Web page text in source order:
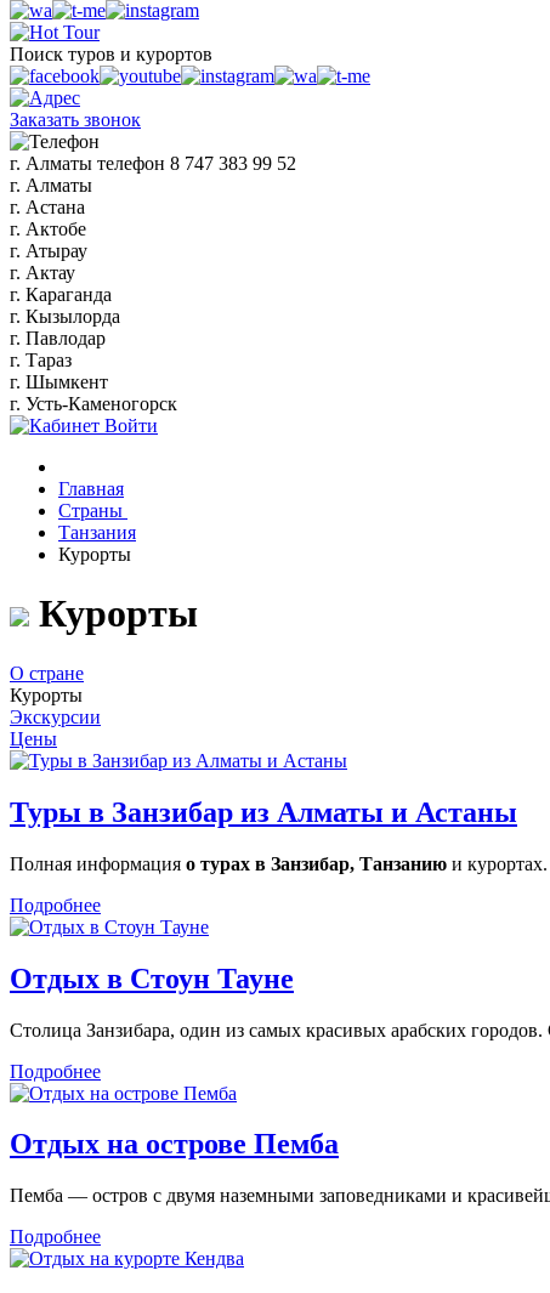
Поиск туров и курортов
Заказать звонок
г. Алматы телефон 8 747 383 99 52
г. Алматы
г. Астана
г. Актобе
г. Атырау
г. Актау
г. Караганда
г. Кызылорда
г. Павлодар
г. Тараз
г. Шымкент
г. Усть-Каменогорск
Войти
Главная
Страны
Танзания
Курорты
Курорты
О стране
Курорты
Экскурсии
Цены
Туры в Занзибар из Алматы и Астаны
Полная информация о турах в Занзибар, Танзанию и курортах.
Подробнее
Отдых в Стоун Тауне
Столица Занзибара, один из самых красивых арабских
Подробнее
Отдых на острове Пемба
Пемба — остров с двумя наземными заповедниками и
Подробнее